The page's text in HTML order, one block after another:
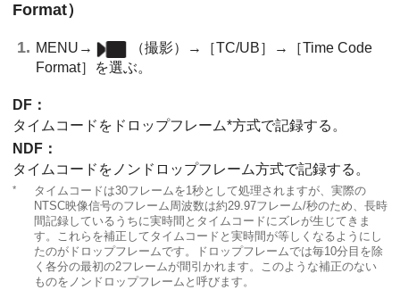
Format）
MENU → （撮影）→ ［TC/UB］ →
［Time Code
Format］
を選ぶ。
DF：
タイムコードをドロップフレーム*方式で記録する。
NDF：
タイムコードをノンドロップフレーム方式で記録する。
*
タイムコードは30フレームを1秒として処理されますが、実際の
NTSC映像信号のフレーム周波数は約29.97フレーム/秒のため、長時
間記録しているうちに実時間とタイムコードにズレが生じてきま
す。これらを補正してタイムコードと実時間が等しくなるようにし
たのがドロップフレームです。ドロップフレームでは毎10分目を除
く各分の最初の2フレームが間引かれます。このような補正のない
ものをノンドロップフレームと呼びます。